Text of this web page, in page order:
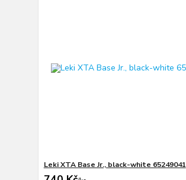
Leki XTA Base Jr., black-white 65249041